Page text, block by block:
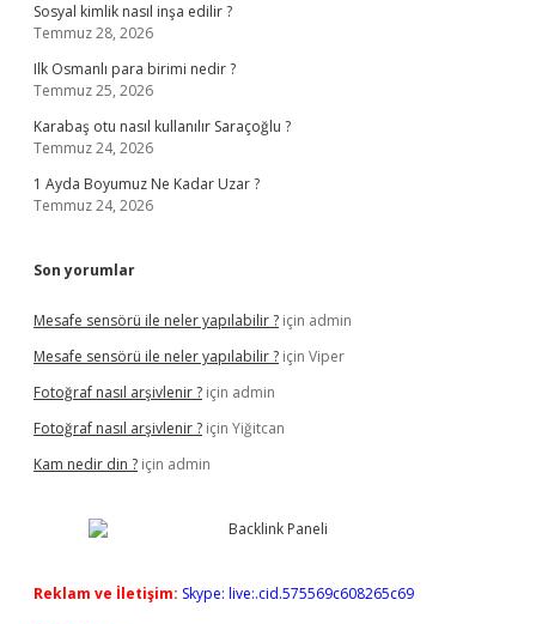
Sosyal kimlik nasıl inşa edilir ?
Temmuz 28, 2026
Ilk Osmanlı para birimi nedir ?
Temmuz 25, 2026
Karabaş otu nasıl kullanılır Saraçoğlu ?
Temmuz 24, 2026
1 Ayda Boyumuz Ne Kadar Uzar ?
Temmuz 24, 2026
Son yorumlar
Mesafe sensörü ile neler yapılabilir ? için admin
Mesafe sensörü ile neler yapılabilir ? için Viper
Fotoğraf nasıl arşivlenir ? için admin
Fotoğraf nasıl arşivlenir ? için Yiğitcan
Kam nedir din ? için admin
Reklam ve İletişim: Skype: live:.cid.575569c608265c69